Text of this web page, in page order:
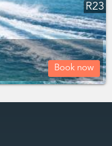
R23
Book now